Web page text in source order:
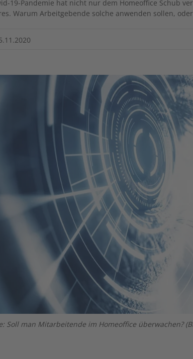
19-Pandemie hat nicht nur dem Homeoffice Schub
Warum Arbeitgebende solche anwenden sollen,
Soll man Mitarbeitende im Homeoffice überwachen?